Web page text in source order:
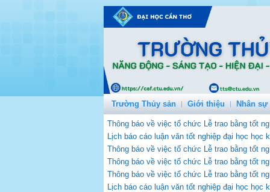
Trường Thủy sản Giới thiệu Nhân sự
Thông báo về việc tổ chức Lễ trao bằng tốt
Lịch báo cáo luận văn tốt nghiệp đại học học
Thông báo về việc tổ chức Lễ trao bằng tốt
Thông báo về việc tổ chức Lễ trao bằng tốt
Thông báo về việc tổ chức Lễ trao bằng tốt
Lịch báo cáo luận văn tốt nghiệp đại học học